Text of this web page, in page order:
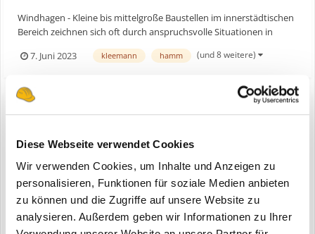
Diese Webseite verwendet Cookies
Wir verwenden Cookies, um Inhalte und Anzeigen zu
personalisieren, Funktionen für soziale Medien anbieten
zu können und die Zugriffe auf unsere Website zu
analysieren. Außerdem geben wir Informationen zu Ihrer
Windhagen - Kleine bis mittelgroße Baustellen im innerstädtischen
Bereich zeichnen sich oft durch anspruchsvolle Situationen in
Bezug auf Verladung und Hindernisse aus. Bei der Sanierung eines
knapp 2 m breiten Radwegs in Aachen zeigte die neue W 100 Fi
7. Juni 2023 kleemann hamm (und 8 weitere)
Wirtgen W 100 Fi Fräswalze